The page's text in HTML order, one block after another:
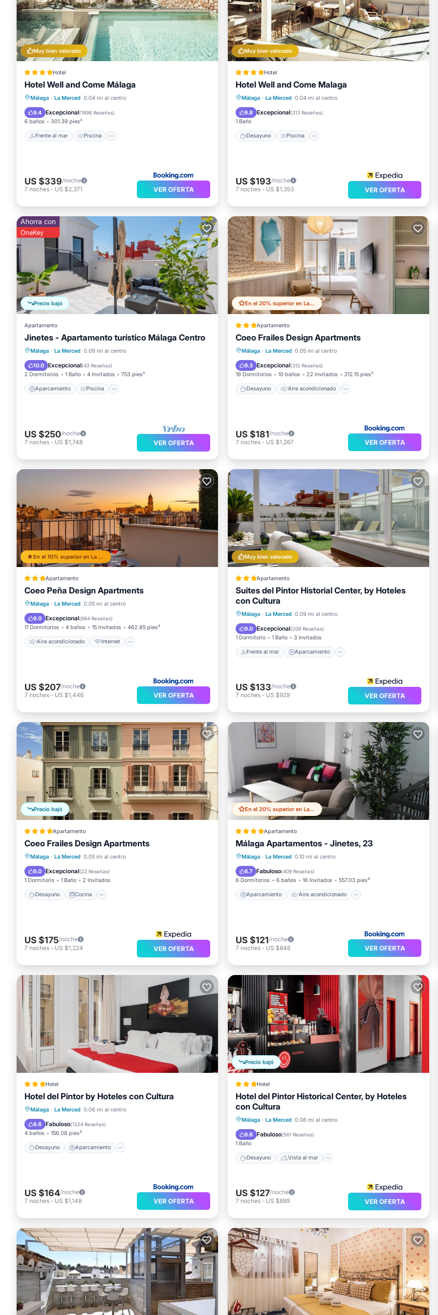
Muy bien valorado
Hotel
Hotel Well and Come Málaga
Málaga · La Merced 0.04 mi al centro
9.4 Excepcional(1898 Reseñas)
6 baños 301.39 pies²
Frente al mar Piscina
Frente al mar Piscina
Vista al mar
US $339/noche
7 noches - US $2,371 VER OFERTA
Muy bien valorado
Hotel
Hotel Well and Come Malaga
Málaga · La Merced 0.04 mi al centro
9.8 Excepcional(313 Reseñas)
1 Baño
Desayuno Piscina
Desayuno Piscina
US $193/noche
7 noches - US $1,353 VER OFERTA
Precio bajó
Ahorra con
OneKey
Apartamento
Jinetes - Apartamento turístico Málaga Centro
Málaga · La Merced 0.09 mi al centro
10.0 Excepcional(43 Reseñas)
2 Dormitorios 1 Baño 4 Invitados 753 pies²
Aparcamiento Piscina
Aparcamiento
Piscina
Balcón/Terraza
US $250/noche
7 noches - US $1,748 VER OFERTA
En el 20% superior en La Merced
Apartamento
Coeo Frailes Design Apartments
Málaga · La Merced 0.05 mi al centro
9.3 Excepcional(312 Reseñas)
19 Dormitorios 10 baños 22 Invitados 312.15 pies²
Desayuno Aire acondicionado
Desayuno
Aire acondicionado
Internet
Apto para niños
US $181/noche
7 noches - US $1,267 VER OFERTA
En el 10% superior en La Merced
Apartamento
Coeo Peña Design Apartments
Málaga · La Merced 0.05 mi al centro
9.0 Excepcional(664 Reseñas)
11 Dormitorios 4 baños 15 Invitados 462.85 pies²
Aire acondicionado Internet
Aire acondicionado
Apto para niños
US $207/noche
7 noches - US $1,446 VER OFERTA
Muy bien valorado
Apartamento
Suites del Pintor Historial Center, by Hoteles
con Cultura
Málaga · La Merced 0.09 mi al centro
9.0 Excepcional(209 Reseñas)
1 Dormitorio 1 Baño 3 Invitados
Frente al mar Aparcamiento
Frente al mar
Aparcamiento
Vista al mar
Balcón/Terraza
US $133/noche
7 noches - US $929 VER OFERTA
Precio bajó
Apartamento
Coeo Frailes Design Apartments
Málaga · La Merced 0.05 mi al centro
9.0 Excepcional(22 Reseñas)
1 Dormitorio 1 Baño 2 Invitados
Desayuno Cocina
Desayuno
Cocina
Aire acondicionado
US $175/noche
7 noches - US $1,224 VER OFERTA
En el 20% superior en La Merced
Apartamento
Málaga Apartamentos - Jinetes, 23
Málaga · La Merced 0.10 mi al centro
8.7 Fabuloso(409 Reseñas)
6 Dormitorios 6 baños 16 Invitados 557.03 pies²
Aparcamiento Aire acondicionado
Aparcamiento
Aire acondicionado
Internet
Se admiten mascotas
US $121/noche
7 noches - US $848 VER OFERTA
Hotel
Hotel del Pintor by Hoteles con Cultura
Málaga · La Merced 0.06 mi al centro
8.6 Fabuloso(1224 Reseñas)
4 baños 156.08 pies²
Desayuno Aparcamiento
Desayuno
Aparcamiento
Balcón/Terraza
US $164/noche
7 noches - US $1,148 VER OFERTA
Precio bajó
Hotel
Hotel del Pintor Historical Center, by Hoteles
con Cultura
Málaga · La Merced 0.06 mi al centro
8.6 Fabuloso(561 Reseñas)
1 Baño
Desayuno Vista al mar
Desayuno
Vista al mar
Balcón/Terraza
US $127/noche
7 noches - US $889 VER OFERTA